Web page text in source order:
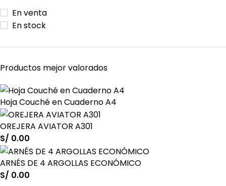
En venta
En stock
Productos mejor valorados
Hoja Couché en Cuaderno A4
OREJERA AVIATOR A301
S/ 0.00
ARNÉS DE 4 ARGOLLAS ECONÓMICO
S/ 0.00